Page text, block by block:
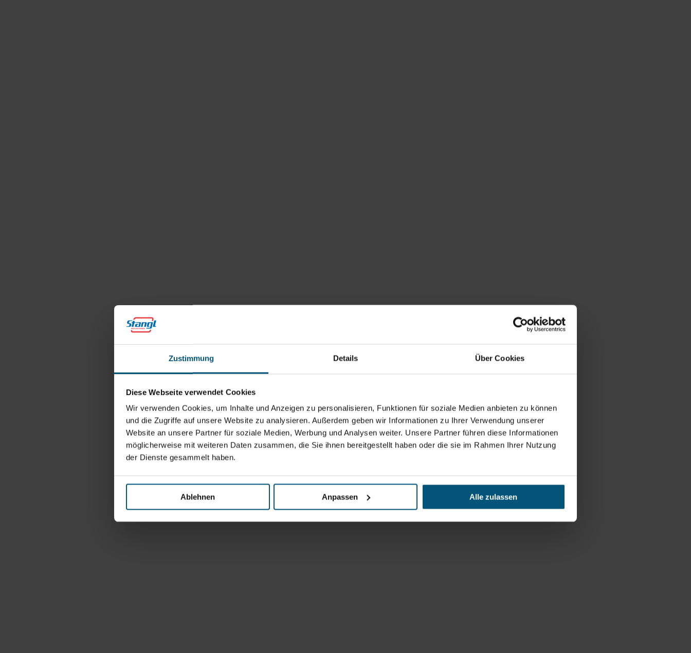
Zustimmung Details Über Cookies
Diese Webseite verwendet Cookies
Wir verwenden Cookies, um Inhalte und Anzeigen zu personalisieren, Funktionen für soziale Medien anbieten zu können
und die Zugriffe auf unsere Website zu analysieren. Außerdem geben wir Informationen zu Ihrer Verwendung unserer
Website an unsere Partner für soziale Medien, Werbung und Analysen weiter. Unsere Partner führen diese Informationen
möglicherweise mit weiteren Daten zusammen, die Sie ihnen bereitgestellt haben oder die sie im Rahmen Ihrer Nutzung
der Dienste gesammelt haben.
Ablehnen Anpassen Alle zulassen